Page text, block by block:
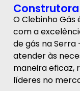
Construtora
O Clebinho
com a
de gás na Serra
atender às
maneira eficaz,
líderes no